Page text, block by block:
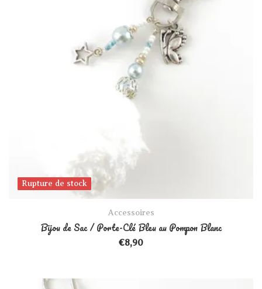
Rupture de stock
Rupture de stock
Accessoires
Bijou de Sac / Porte-Clé Bleu au Pompon Blanc
€8,90